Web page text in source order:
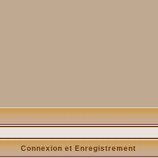
Connexion et Enregistrement